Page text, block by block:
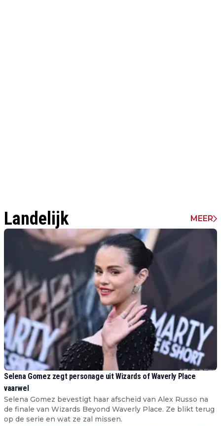
Landelijk MEER
Selena Gomez zegt personage uit Wizards of Waverly Place
vaarwel
Selena Gomez bevestigt haar afscheid van Alex Russo na
de finale van Wizards Beyond Waverly Place. Ze blikt terug
op de serie en wat ze zal missen.